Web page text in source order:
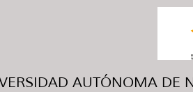
AUTÓNOMA DE